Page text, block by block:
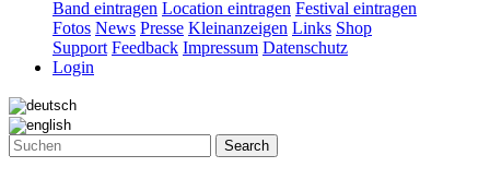
Band eintragen Location eintragen Festival eintragen
Fotos News Presse Kleinanzeigen Links Shop
Support Feedback Impressum Datenschutz
Login
Search